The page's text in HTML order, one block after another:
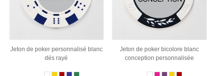
Jeton de poker personnalisé blanc
dés rayé
Jeton de poker bicolore blanc
conception personnalisée